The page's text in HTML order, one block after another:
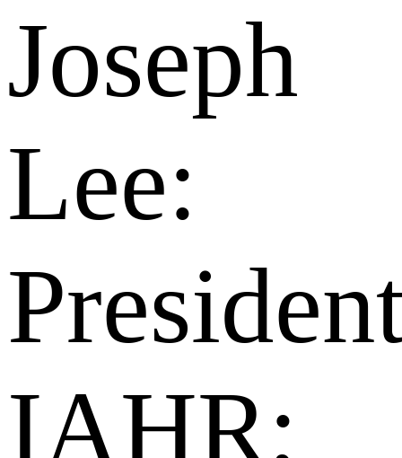
Joseph
Lee:
IAHR;